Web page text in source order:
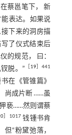
蔡邕笔下， 新
表达。如果说
下来的洞房描
了仪式结束后
的规范， 曰：
脱。”
19 ］441
在《管锥篇》
尚成片断 ……虽
亵……然则谓蔡
］1017 钱锺书肯
“粉黛弛落，